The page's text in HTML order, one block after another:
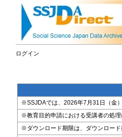
ログイン
※SSJDAでは、2026年7月31日（金
※教育目的申請における受講者の処
※ダウンロード期限は、ダウンロー